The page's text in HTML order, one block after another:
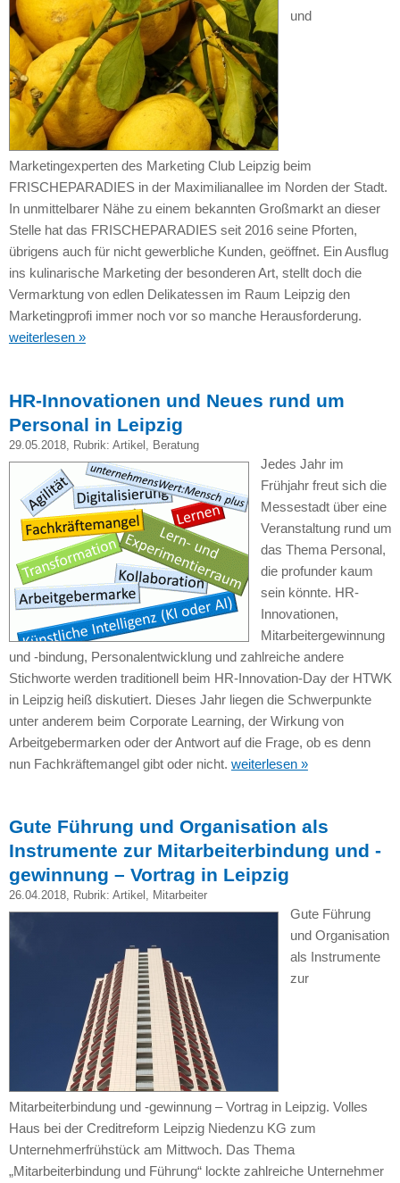
und
Marketingexperten des Marketing Club Leipzig beim
FRISCHEPARADIES in der Maximilianallee im Norden der Stadt.
In unmittelbarer Nähe zu einem bekannten Großmarkt an dieser
Stelle hat das FRISCHEPARADIES seit 2016 seine Pforten,
übrigens auch für nicht gewerbliche Kunden, geöffnet. Ein Ausflug
ins kulinarische Marketing der besonderen Art, stellt doch die
Vermarktung von edlen Delikatessen im Raum Leipzig den
Marketingprofi immer noch vor so manche Herausforderung.
weiterlesen »
HR-Innovationen und Neues rund um
Personal in Leipzig
29.05.2018, Rubrik: Artikel Beratung
Jedes Jahr im
Frühjahr freut sich die
Messestadt über eine
Veranstaltung rund um
das Thema Personal,
die profunder kaum
sein könnte. HR-
Innovationen,
Mitarbeitergewinnung
und -bindung, Personalentwicklung und zahlreiche andere
Stichworte werden traditionell beim HR-Innovation-Day der HTWK
in Leipzig heiß diskutiert. Dieses Jahr liegen die Schwerpunkte
unter anderem beim Corporate Learning, der Wirkung von
Arbeitgebermarken oder der Antwort auf die Frage, ob es denn
nun Fachkräftemangel gibt oder nicht. weiterlesen »
Gute Führung und Organisation als
Instrumente zur Mitarbeiterbindung und -
gewinnung – Vortrag in Leipzig
26.04.2018, Rubrik: Artikel , Mitarbeiter
Gute Führung
und Organisation
als Instrumente
zur
Mitarbeiterbindung und -gewinnung – Vortrag in Leipzig. Volles
Haus bei der Creditreform Leipzig Niedenzu KG zum
Unternehmerfrühstück am Mittwoch. Das Thema
„Mitarbeiterbindung und Führung“ lockte zahlreiche Unternehmer